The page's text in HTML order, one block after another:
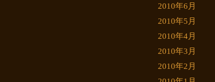
2010年6月
2010年5月
2010年4月
2010年3月
2010年2月